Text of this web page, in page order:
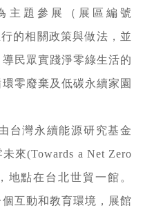
主題參展（展區編號
的相關政策與做法，並
民眾實踐淨零綠生活的
零廢棄及低碳永續家園
台灣永續能源研究基金
來(Towards a Net Zero
地點在台北世貿一館。
互動和教育環境，展館